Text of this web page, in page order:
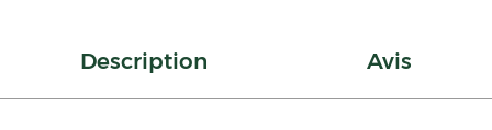
Description Avis